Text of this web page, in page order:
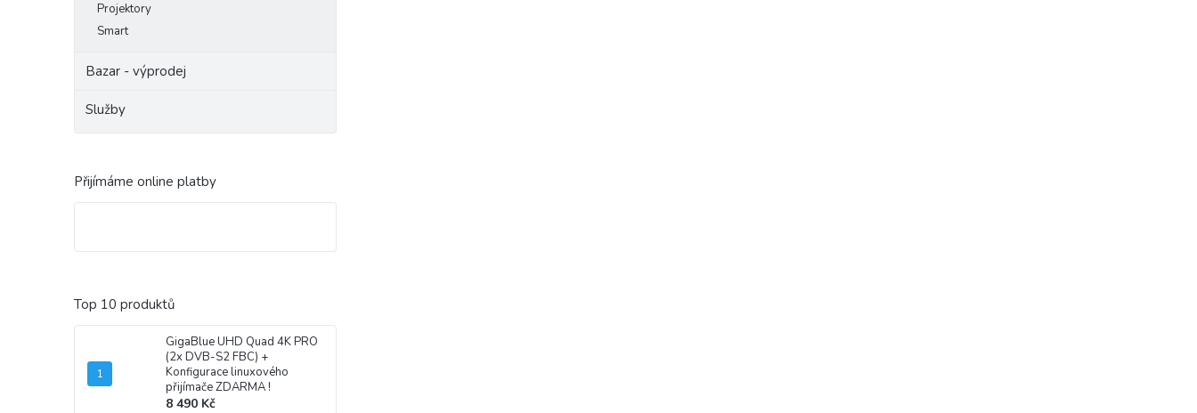
Projektory
Smart
Bazar - výprodej
Služby
Přijímáme online platby
Top 10 produktů
GigaBlue UHD Quad 4K PRO
(2x DVB-S2 FBC) +
Konfigurace linuxového
přijímače ZDARMA !
8 490 Kč